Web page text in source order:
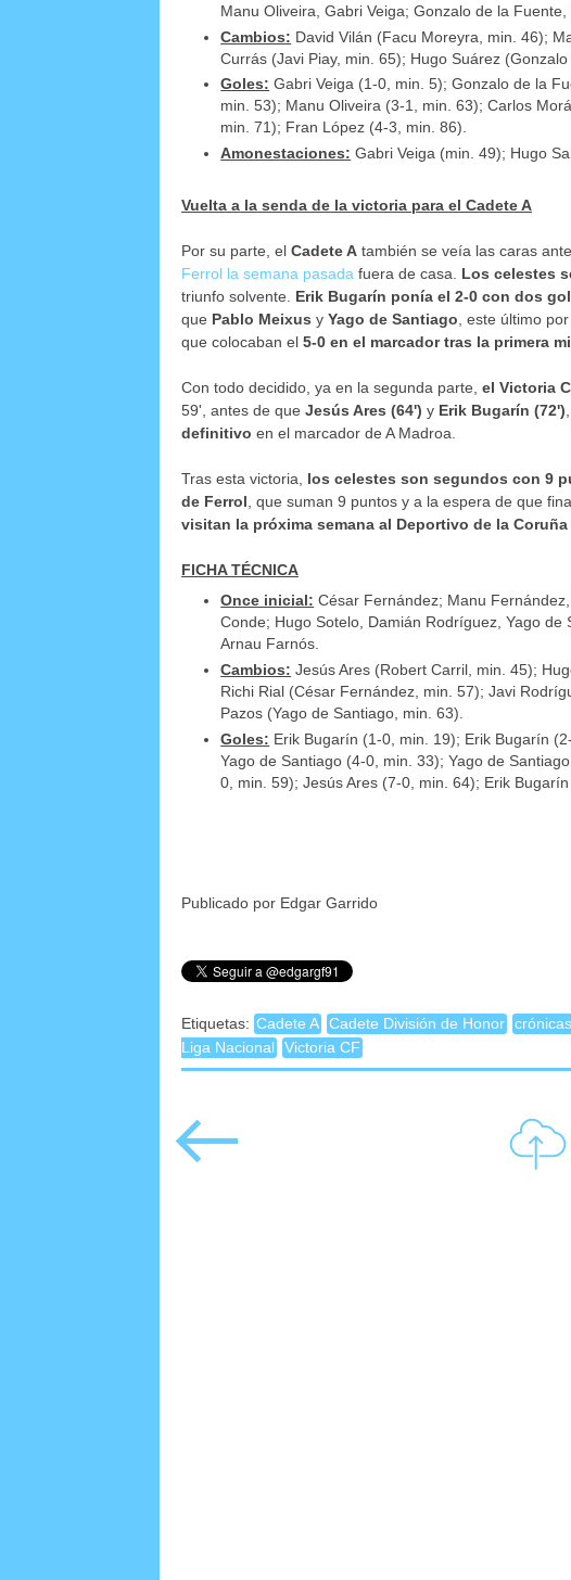
Manu Oliveira, Gabri Veiga; Gonzalo de la
Cambios: David Vilán (Facu Moreyra, min. 46);
Currás (Javi Piay, min. 65); Hugo Suárez
Goles: Gabri Veiga (1-0, min. 5); Gonzalo de la
min. 53); Manu Oliveira (3-1, min. 63); Carlos
min. 71); Fran López (4-3, min. 86).
Amonestaciones: Gabri Veiga (min. 49); Hugo
Vuelta a la senda de la victoria para el Cadete A
Por su parte, el Cadete A también se veía las caras
Ferrol la semana pasada fuera de casa. Los celestes
triunfo solvente. Erik Bugarín ponía el 2-0 con dos
que Pablo Meixus y Yago de Santiago , este último
que colocaban el 5-0 en el marcador tras la primera
Con todo decidido, ya en la segunda parte, el Victoria
59', antes de que Jesús Ares (64') y Erik Bugarín (72')
definitivo en el marcador de A Madroa.
Tras esta victoria, los celestes son segundos con 9
de Ferrol , que suman 9 puntos y a la espera de que
visitan la próxima semana al Deportivo de la Coruña
FICHA TÉCNICA
Once inicial: César Fernández; Manu
Conde; Hugo Sotelo, Damián Rodríguez, Yago
Arnau Farnós.
Cambios: Jesús Ares (Robert Carril, min. 45);
Richi Rial (César Fernández, min. 57); Javi
Pazos (Yago de Santiago, min. 63).
Goles: Erik Bugarín (1-0, min. 19); Erik Bugarín
Yago de Santiago (4-0, min. 33); Yago de
0, min. 59); Jesús Ares (7-0, min. 64); Erik Bugarín
Publicado por Edgar Garrido
Etiquetas: Cadete A Cadete División de Honor crónicas
Liga Nacional
Victoria CF